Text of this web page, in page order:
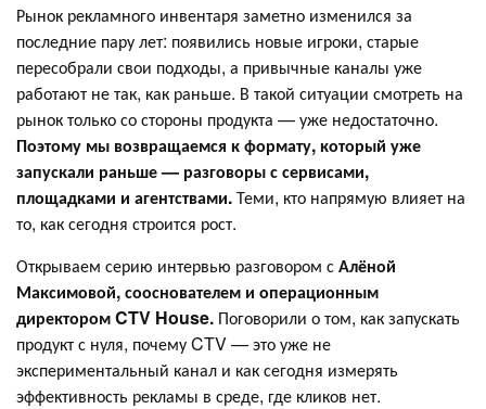
Рынок рекламного инвентаря заметно изменился за
последние пару лет: появились новые игроки, старые
пересобрали свои подходы, а привычные каналы уже
работают не так, как раньше. В такой ситуации смотреть на
рынок только со стороны продукта — уже недостаточно.
Поэтому мы возвращаемся к формату, который уже
запускали раньше — разговоры с сервисами,
площадками и агентствами.Теми, кто напрямую влияет на
то, как сегодня строится рост.
Открываем серию интервью разговором сАлёной
Максимовой, сооснователем и операционным
директором CTV House. Поговорили о том, как запускать
продукт с нуля, почему CTV — это уже не
экспериментальный канал и как сегодня измерять
эффективность рекламы в среде, где кликов нет.